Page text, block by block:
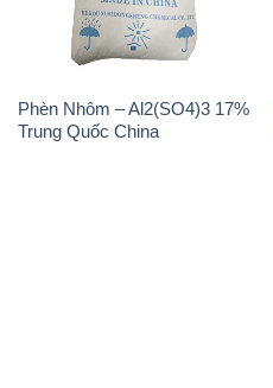
Phèn Nhôm – Al2(SO4)3 17%
Trung Quốc China